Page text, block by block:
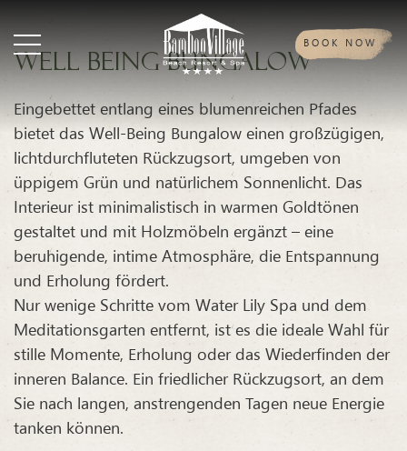
BOOK NOW
Well being bungalow
Eingebettet entlang eines blumenreichen Pfades
bietet das Well-Being Bungalow einen großzügigen,
lichtdurchfluteten Rückzugsort, umgeben von
üppigem Grün und natürlichem Sonnenlicht. Das
Interieur ist minimalistisch in warmen Goldtönen
gestaltet und mit Holzmöbeln ergänzt – eine
beruhigende, intime Atmosphäre, die Entspannung
und Erholung fördert.
Nur wenige Schritte vom Water Lily Spa und dem
Meditationsgarten entfernt, ist es die ideale Wahl für
stille Momente, Erholung oder das Wiederfinden der
inneren Balance. Ein friedlicher Rückzugsort, an dem
Sie nach langen, anstrengenden Tagen neue Energie
tanken können.